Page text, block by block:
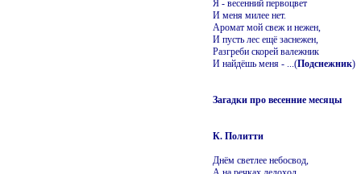
Я - весенний первоцвет
И меня милее нет.
Аромат мой свеж и нежен,
И пусть лес ещё заснежен,
Разгреби скорей валежник
И найдёшь меня - ...(Подснежник)
Загадки про весенние месяцы
К. Политти
Днём светлее небосвод,